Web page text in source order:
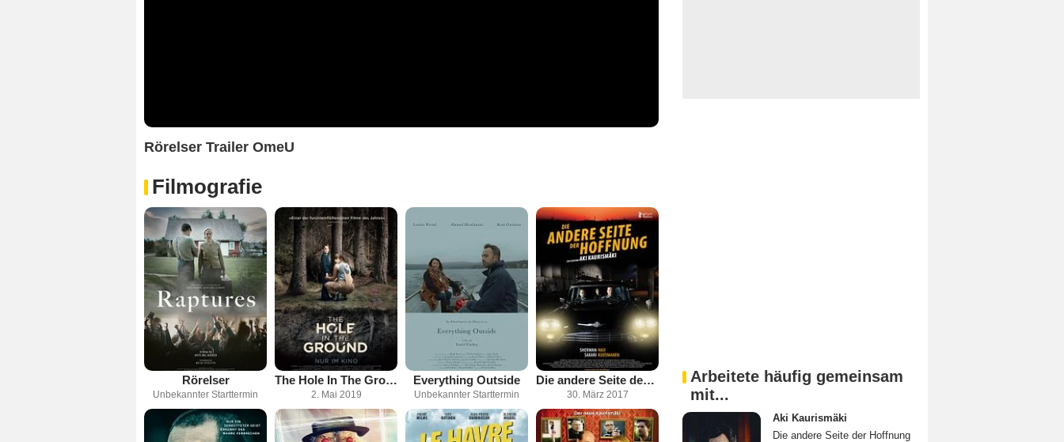
Rörelser Trailer OmeU
Filmografie
Rörelser
Unbekannter Starttermin
The Hole In The Ground
2. Mai 2019
Everything Outside
Unbekannter Starttermin
Die andere Seite der Hoffnung
30. März 2017
Arbeitete häufig gemeinsam
mit...
Aki Kaurismäki
Die andere Seite der Hoffnung